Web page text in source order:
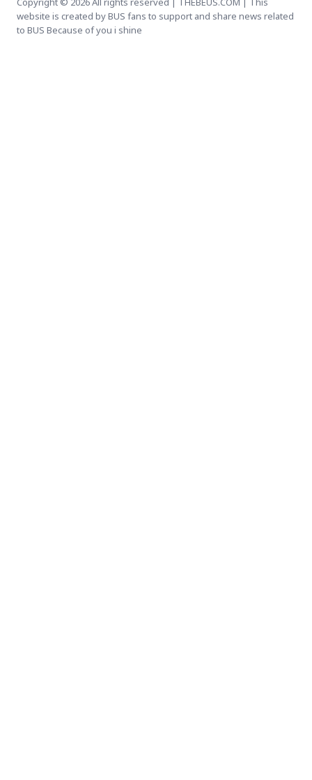
website is created by BUS fans to support and share news related
to BUS Because of you i shine